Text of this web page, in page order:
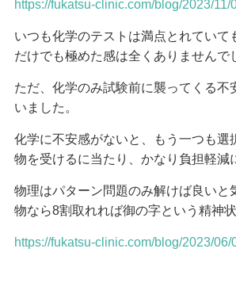
https://fukatsu-clinic.com/blog/2023/11/
いつも化学のテストは満点とれていて
だけでも極めた感は全くありませんで
ただ、化学のみ試験前に襲ってくる不
いました。
化学に不安感がないと、もう一つも選
物を受けるに当たり、かなり負担軽減
物理はパターン問題のみ解けば良いと
物なら8割取れれば御の字という精神
https://fukatsu-clinic.com/blog/2023/06/